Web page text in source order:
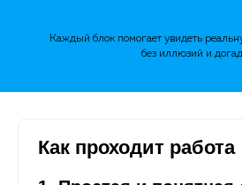
Каждый блок помогает увидеть
без иллюзий и
Как проходит работа